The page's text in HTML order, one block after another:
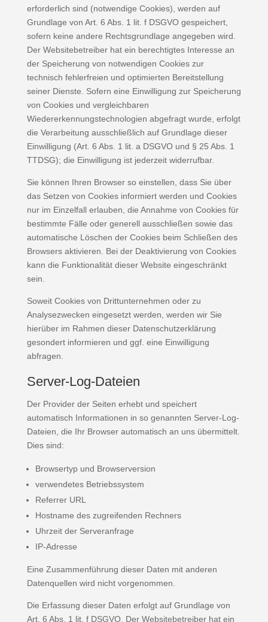
erforderlich sind (notwendige Cookies), werden auf
Grundlage von Art. 6 Abs. 1 lit. f DSGVO gespeichert,
sofern keine andere Rechtsgrundlage angegeben wird.
Der Websitebetreiber hat ein berechtigtes Interesse an
der Speicherung von notwendigen Cookies zur
technisch fehlerfreien und optimierten Bereitstellung
seiner Dienste. Sofern eine Einwilligung zur Speicherung
von Cookies und vergleichbaren
Wiedererkennungstechnologien abgefragt wurde, erfolgt
die Verarbeitung ausschließlich auf Grundlage dieser
Einwilligung (Art. 6 Abs. 1 lit. a DSGVO und § 25 Abs. 1
TTDSG); die Einwilligung ist jederzeit widerrufbar.
Sie können Ihren Browser so einstellen, dass Sie über
das Setzen von Cookies informiert werden und Cookies
nur im Einzelfall erlauben, die Annahme von Cookies für
bestimmte Fälle oder generell ausschließen sowie das
automatische Löschen der Cookies beim Schließen des
Browsers aktivieren. Bei der Deaktivierung von Cookies
kann die Funktionalität dieser Website eingeschränkt
sein.
Soweit Cookies von Drittunternehmen oder zu
Analysezwecken eingesetzt werden, werden wir Sie
hierüber im Rahmen dieser Datenschutzerklärung
gesondert informieren und ggf. eine Einwilligung
abfragen.
Server-Log-Dateien
Der Provider der Seiten erhebt und speichert
automatisch Informationen in so genannten Server-Log-
Dateien, die Ihr Browser automatisch an uns übermittelt.
Dies sind:
Browsertyp und Browserversion
verwendetes Betriebssystem
Referrer URL
Hostname des zugreifenden Rechners
Uhrzeit der Serveranfrage
IP-Adresse
Eine Zusammenführung dieser Daten mit anderen
Datenquellen wird nicht vorgenommen.
Die Erfassung dieser Daten erfolgt auf Grundlage von
Art. 6 Abs. 1 lit. f DSGVO. Der Websitebetreiber hat ein